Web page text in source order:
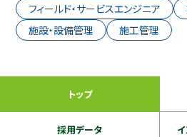
フィールド・サービスエンジニア
施設・設備管理
施工管理
トップ
採用データ